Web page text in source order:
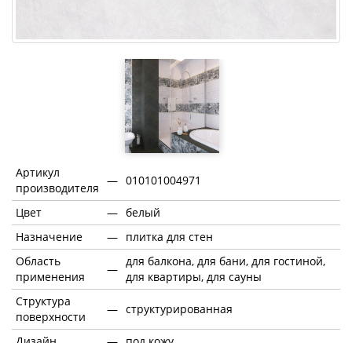
Артикул
производителя
— 010101004971
Цвет — белый
Назначение
— плитка для стен
Область
применения
—
для балкона, для бани, для гостиной,
для квартиры, для сауны
Структура
поверхности
— структурированная